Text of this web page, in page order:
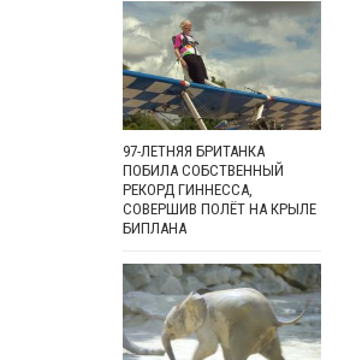
97-ЛЕТНЯЯ БРИТАНКА
ПОБИЛА СОБСТВЕННЫЙ
РЕКОРД ГИННЕССА,
СОВЕРШИВ ПОЛЁТ НА КРЫЛЕ
БИПЛАНА